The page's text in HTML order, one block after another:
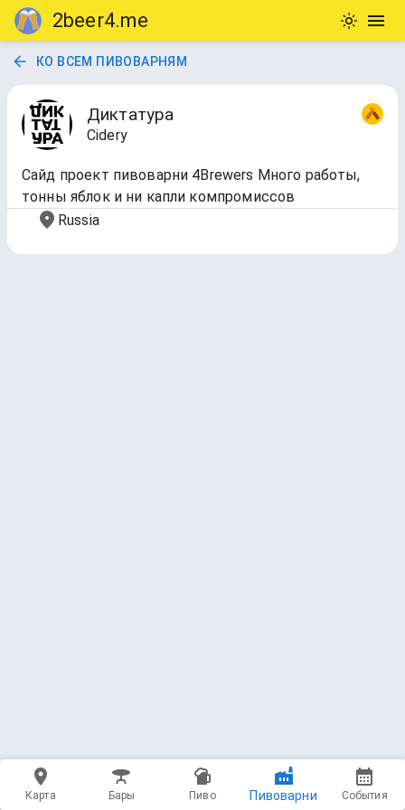
2beer4.me
КО ВСЕМ ПИВОВАРНЯМ
Диктатура
Cidery
Сайд проект пивоварни 4Brewers Много работы,
тонны яблок и ни капли компромиссов
Russia
Карта Бары Пиво Пивоварни События